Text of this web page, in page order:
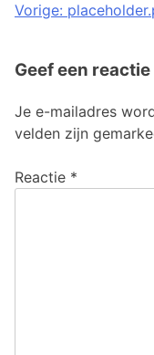
Bericht
Vorige:
Geef een reactie
Je e-mailadres
velden zijn
Reactie *